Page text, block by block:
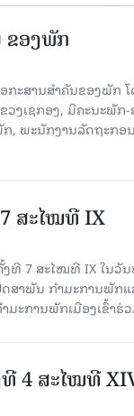
ຂອງພັກ
ກະສານສໍາຄັນຂອງພັກ
ວງເຊກອງ, ມີຄະນະພັກ-
ກ, ພະນັກງານລັດຖະກອ
ສະໄໝທີ IX
ງທີ 7 ສະໄໝທີ IX ໃນ​ວັ
ສາພັນ ກຳມະການພັກ
ມະການພັກເມືອງເຂົ້າຮ່
4 ສະໄໝທີ